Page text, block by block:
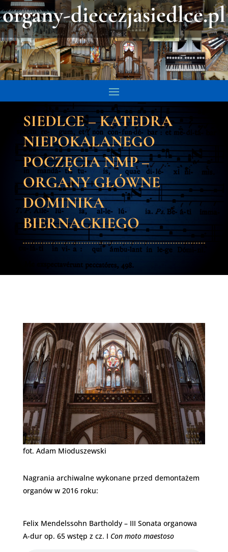
organy-diecezjasiedlce.pl
SIEDLCE – KATEDRA
NIEPOKALANEGO
POCZĘCIA NMP –
ORGANY GŁÓWNE
DOMINIKA
BIERNACKIEGO
fot. Adam Mioduszewski
Nagrania archiwalne wykonane przed demontażem
organów w 2016 roku:
Felix Mendelssohn Bartholdy – III Sonata organowa
A-dur op. 65 wstęp z cz. I Con moto maestoso